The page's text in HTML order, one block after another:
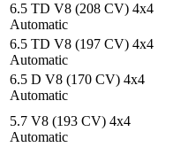
6.5 TD V8 (208 CV) 4x4
Automatic
6.5 TD V8 (197 CV) 4x4
Automatic
6.5 D V8 (170 CV) 4x4
Automatic
5.7 V8 (193 CV) 4x4
Automatic